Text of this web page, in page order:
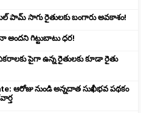
పామ్ సాగు రైతులకు బంగారు అవకాశం!
గిట్టుబాటు ధర!
పైగా ఉన్న రైతులకు కూడా రైతు
ఆరోజు నుండి అన్నదాత సుఖీభవ పథకం